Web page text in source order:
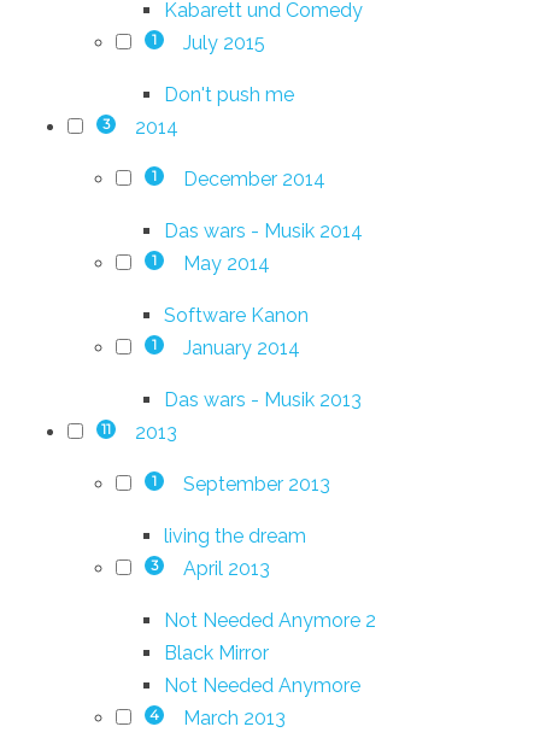
Kabarett und Comedy
1 July 2015
Don't push me
3 2014
1 December 2014
Das wars - Musik 2014
1 May 2014
Software Kanon
1 January 2014
Das wars - Musik 2013
11 2013
1 September 2013
living the dream
3 April 2013
Not Needed Anymore 2
Black Mirror
Not Needed Anymore
4 March 2013